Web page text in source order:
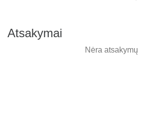
Atsakymai
Nėra atsakymų